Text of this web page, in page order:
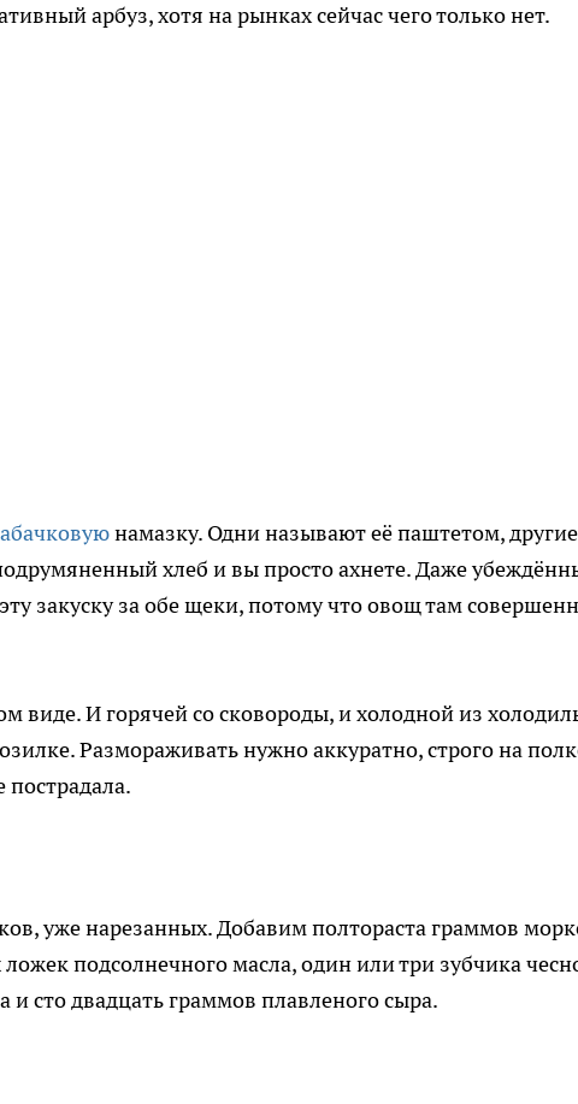
арбуз, хотя на рынках сейчас чего только нет.
намазку. Одни называют её паштетом, другие
хлеб и вы просто ахнете. Даже
закуску за обе щеки, потому что овощ там
виде. И горячей со сковороды, и холодной из
Размораживать нужно аккуратно, строго на
пострадала.
уже нарезанных. Добавим полтораста граммов
подсолнечного масла, один или три зубчика
и сто двадцать граммов плавленого сыра.